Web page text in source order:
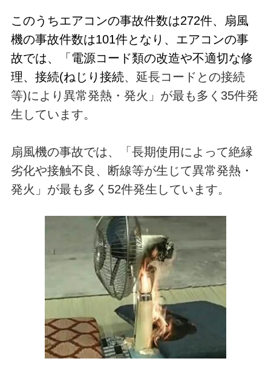
このうちエアコンの事故件数は272件、扇風
機の事故件数は101件となり、 エアコンの事
故では、「電源コード類の改造や不適切な修
理、接続(ねじり接続、延長コードとの接続
等)により異常発熱・発火」が最も多く35件発
生しています。
扇風機の事故では、「長期使用によって絶縁
劣化や接触不良、断線等が生じて異常発熱・
発火」が最も多く52件発生しています。